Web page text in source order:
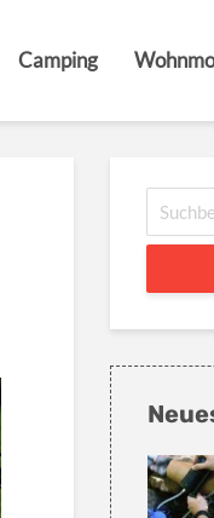
Camping